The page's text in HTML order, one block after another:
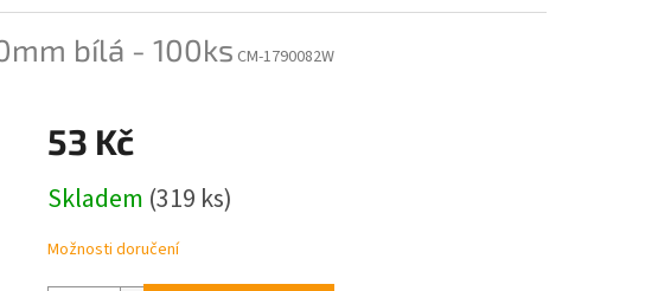
bílá - 100ks CM-1790082W
53 Kč
cena:
Skladem (319 ks)
Možnosti doručení